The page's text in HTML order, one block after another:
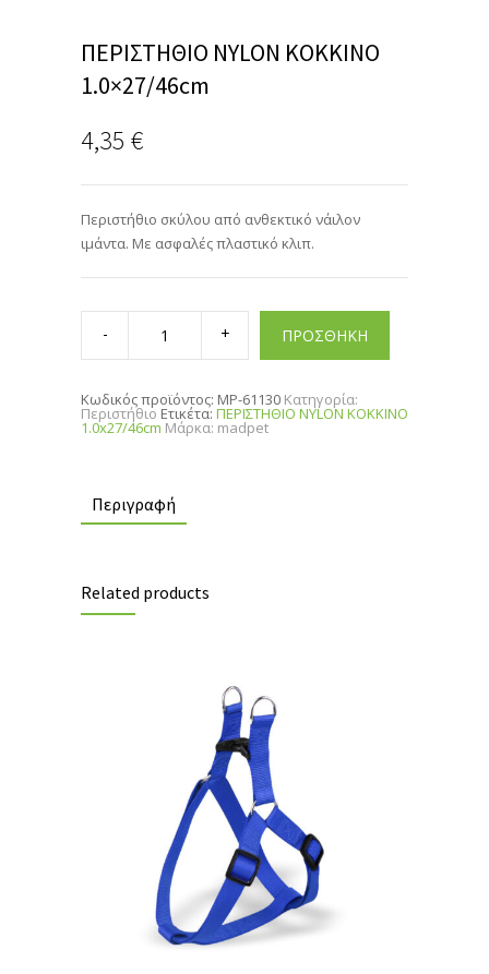
ΠΕΡΙΣΤΗΘΙΟ NYLON ΚΟΚΚΙΝΟ
1.0×27/46cm
4,35 €
Περιστήθιο σκύλου από ανθεκτικό νάιλον
ιμάντα. Με ασφαλές πλαστικό κλιπ.
ΠΕΡΙΣΤΗΘΙΟ
NYLON
1.0x27/46cm
ΠΡΟΣΘΗΚΗ
Κωδικός προϊόντος: MP-61130 Κατηγορία:
Περιστήθιο Ετικέτα: ΠΕΡΙΣΤΗΘΙΟ NYLON ΚΟΚΚΙΝΟ
1.0x27/46cm Μάρκα: madpet
Περιγραφή
Related products